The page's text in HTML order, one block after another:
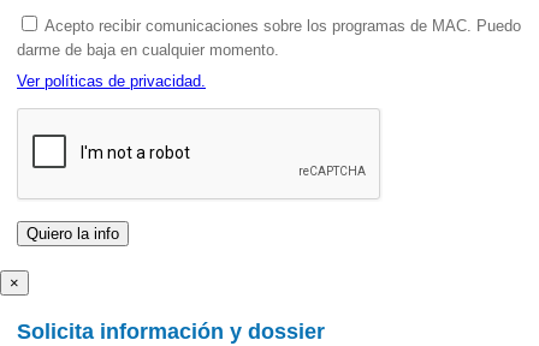
Acepto recibir comunicaciones sobre los programas de MAC. Puedo
darme de baja en cualquier momento.
Ver políticas de privacidad.
×
Solicita información y dossier